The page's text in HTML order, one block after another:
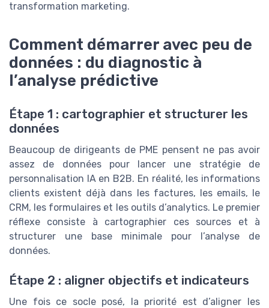
transformation marketing.
Comment démarrer avec peu de
données : du diagnostic à
l’analyse prédictive
Étape 1 : cartographier et structurer les
données
Beaucoup de dirigeants de PME pensent ne pas avoir
assez de données pour lancer une stratégie de
personnalisation IA en B2B. En réalité, les informations
clients existent déjà dans les factures, les emails, le
CRM, les formulaires et les outils d’analytics. Le premier
réflexe consiste à cartographier ces sources et à
structurer une base minimale pour l’analyse de
données.
Étape 2 : aligner objectifs et indicateurs
Une fois ce socle posé, la priorité est d’aligner les